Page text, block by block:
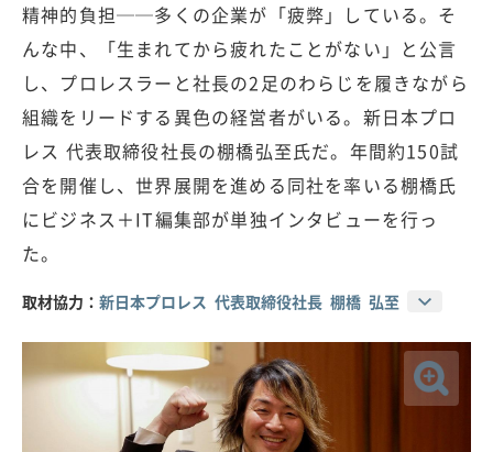
精神的負担──多くの企業が「疲弊」している。そ
んな中、「生まれてから疲れたことがない」と公言
し、プロレスラーと社長の2足のわらじを履きながら
組織をリードする異色の経営者がいる。新日本プロ
レス 代表取締役社長の棚橋弘至氏だ。年間約150試
合を開催し、世界展開を進める同社を率いる棚橋氏
にビジネス＋IT編集部が単独インタビューを行っ
た。
取材協力： 新日本プロレス 代表取締役社長 棚橋 弘至